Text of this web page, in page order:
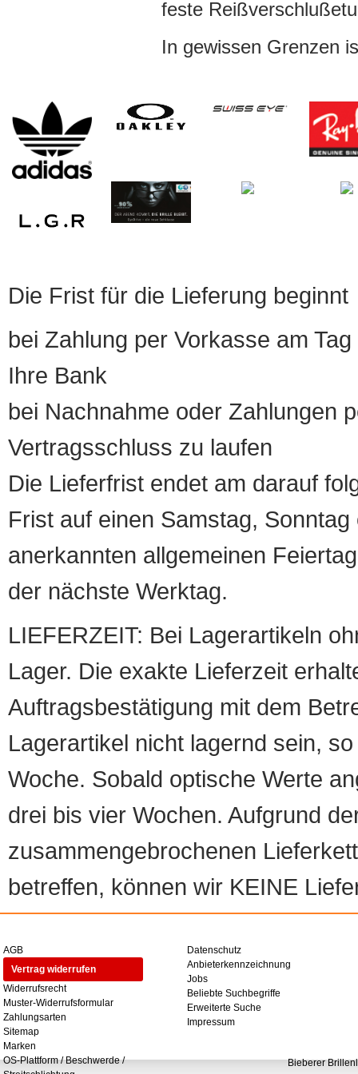
feste
In gewissen Grenzen
Die Frist für die Lieferung beginnt
bei Zahlung per Vorkasse am
Ihre Bank
bei Nachnahme oder Zahlungen
Vertragsschluss zu laufen
Die Lieferfrist endet am darauf
Frist auf einen Samstag,
anerkannten allgemeinen
der nächste Werktag.
LIEFERZEIT: Bei Lagerartikeln
Lager. Die exakte Lieferzeit
Auftragsbestätigung mit dem
Lagerartikel nicht lagernd sein,
Woche. Sobald optische Werte
drei bis vier Wochen. Aufgrund
zusammengebrochenen
betreffen, können wir KEINE
AGB
Vertrag widerrufen
Widerrufsrecht
Muster-Widerrufsformular
Zahlungsarten
Sitemap
Marken
OS-Plattform / Beschwerde /
Datenschutz
Anbieterkennzeichnung
Jobs
Beliebte Suchbegriffe
Erweiterte Suche
Impressum
Bieberer